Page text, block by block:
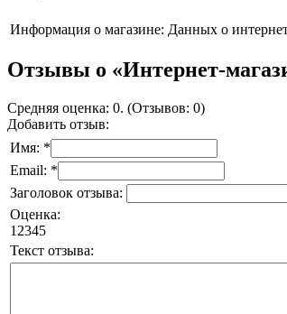
Информация о магазине: Данных о
Отзывы о «Интернет-
Средняя оценка: 0. (Отзывов: 0)
Добавить отзыв:
Имя: *
Email: *
Заголовок отзыва:
Оценка:
1 2345
Текст отзыва: